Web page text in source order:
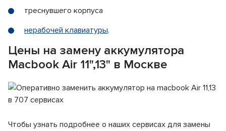
треснувшего корпуса
нерабочей клавиатуры.
Цены на замену аккумулятора
Macbook Air 11",13" в Москве
Чтобы узнать подробнее о наших сервисах для замены